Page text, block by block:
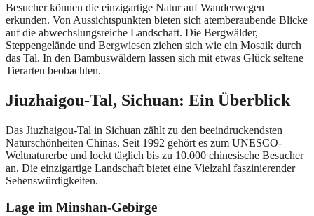
Besucher können die einzigartige Natur auf Wanderwegen
erkunden. Von Aussichtspunkten bieten sich atemberaubende Blicke
auf die abwechslungsreiche Landschaft. Die Bergwälder,
Steppengelände und Bergwiesen ziehen sich wie ein Mosaik durch
das Tal. In den Bambuswäldern lassen sich mit etwas Glück seltene
Tierarten beobachten.
Jiuzhaigou-Tal, Sichuan: Ein Überblick
Das Jiuzhaigou-Tal in Sichuan zählt zu den beeindruckendsten
Naturschönheiten Chinas. Seit 1992 gehört es zum UNESCO-
Weltnaturerbe und lockt täglich bis zu 10.000 chinesische Besucher
an. Die einzigartige Landschaft bietet eine Vielzahl faszinierender
Sehenswürdigkeiten.
Lage im Minshan-Gebirge